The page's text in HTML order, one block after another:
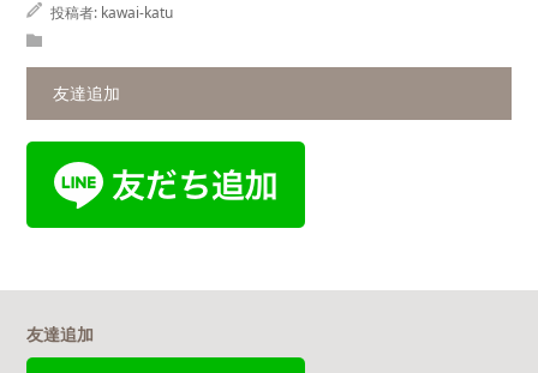
投稿者: kawai-katu
友達追加
友達追加